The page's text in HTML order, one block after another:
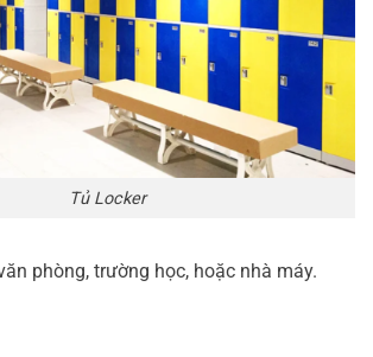
Tủ Locker
phòng, trường học, hoặc nhà máy.